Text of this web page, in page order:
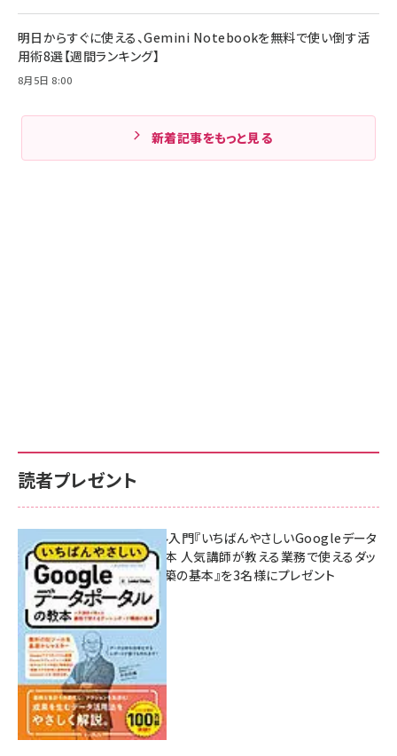
明日からすぐに使える、Gemini Notebookを無料で使い倒す活
用術8選【週間ランキング】
8月5日 8:00
新着記事をもっと見る
読者プレゼント
無料BIツール入門『いちばんやさしいGoogleデータ
ポータルの教本 人気講師が教える業務で使えるダッ
シュボード構築の基本』を3名様にプレゼント
7月31日 10:00